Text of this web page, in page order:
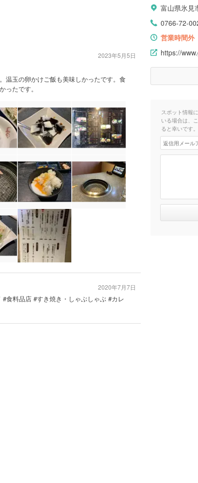
温玉の卵かけご飯も美味しかったです。食
ったです。
2023年5月5日
食料品店 #すき焼き・しゃぶしゃぶ #カレ
2020年7月7日
富山県氷見
0766-72-
営業時間外
https://
スポット情報
いる場合は、
ると幸いです。